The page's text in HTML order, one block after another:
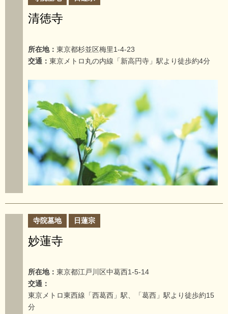
清徳寺
所在地： 東京都杉並区梅里1-4-23
交通： 東京メトロ丸の内線「新高円寺」駅より徒歩約4分
寺院墓地 日蓮宗
妙蓮寺
所在地： 東京都江戸川区中葛西1-5-14
交通：
東京メトロ東西線「西葛西」駅、「葛西」駅より徒歩約15
分